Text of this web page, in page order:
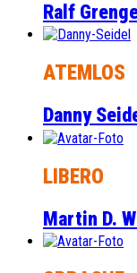
Ralf
ATEMLOS
Danny
LIBERO
Martin D.